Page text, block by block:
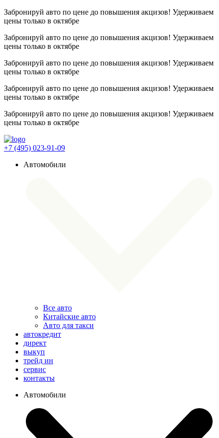
Забронируй авто по цене до повышения акцизов! Удерживаем
цены только в октябре
Забронируй авто по цене до повышения акцизов! Удерживаем
цены только в октябре
Забронируй авто по цене до повышения акцизов! Удерживаем
цены только в октябре
Забронируй авто по цене до повышения акцизов! Удерживаем
цены только в октябре
Забронируй авто по цене до повышения акцизов! Удерживаем
цены только в октябре
+7 (495) 023-91-09
Автомобили
Все авто
Китайские авто
Авто для такси
автокредит
директ
выкуп
трейд ин
сервис
контакты
Автомобили